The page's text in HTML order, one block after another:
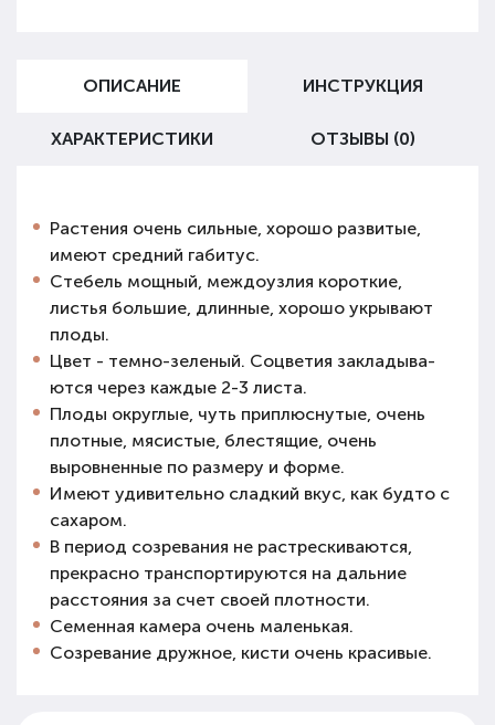
ОПИСАНИЕ ИНСТРУКЦИЯ
ХАРАКТЕРИСТИКИ ОТЗЫВЫ (0)
Растения очень сильные, хорошо развитые,
имеют средний габитус.
Стебель мощный, междоузлия короткие,
листья большие, длинные, хорошо укрывают
плоды.
Цвет - темно-зеле­ный. Соцветия закладыва­
ются через каждые 2-3 листа.
Плоды округлые, чуть приплюснутые, очень
плотные, мясистые, блестящие, очень
выровненные по размеру и форме.
Имеют удивительно сладкий вкус, как будто с
сахаром.
В период созревания не растрескиваются,
прекрасно транспортируются на дальние
расстояния за счет своей плотности.
Семенная камера очень маленькая.
Созревание дружное, кисти очень красивые.